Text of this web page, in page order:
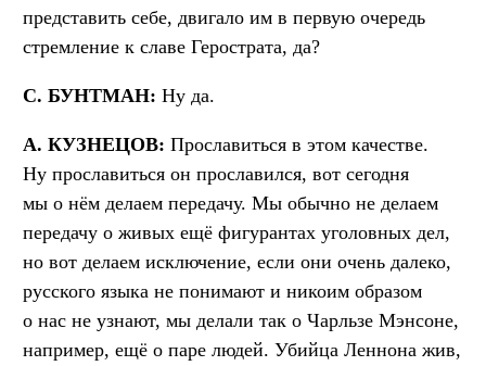
представить себе, двигало им в первую очередь
стремление к славе Герострата, да?
С. БУНТМАН: Ну да.
А. КУЗНЕЦОВ: Прославиться в этом качестве.
Ну прославиться он прославился, вот сегодня
мы о нём делаем передачу. Мы обычно не делаем
передачу о живых ещё фигурантах уголовных дел,
но вот делаем исключение, если они очень далеко,
русского языка не понимают и никоим образом
о нас не узнают, мы делали так о Чарльзе Мэнсоне,
например, ещё о паре людей. Убийца Леннона жив,